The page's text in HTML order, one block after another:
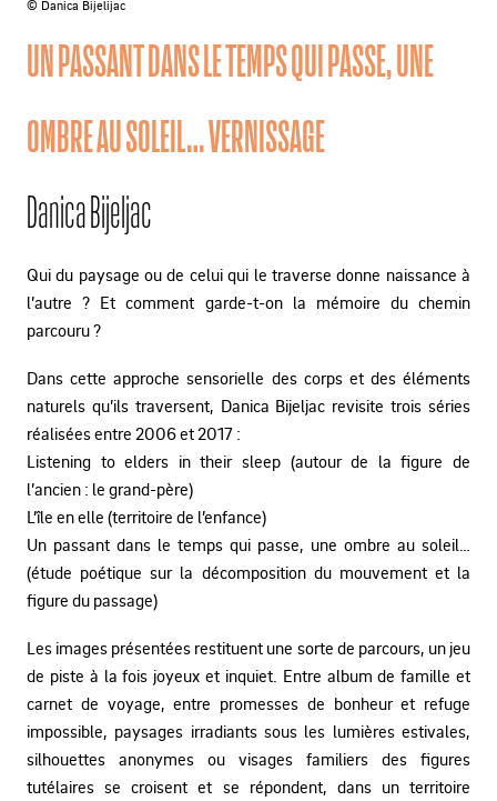
© Danica Bijelijac
UN PASSANT DANS LE TEMPS QUI PASSE, UNE
OMBRE AU SOLEIL… VERNISSAGE
Danica Bijeljac
Qui du paysage ou de celui qui le traverse donne naissance à
l’autre ? Et comment garde-t-on la mémoire du chemin
parcouru ?
Dans cette approche sensorielle des corps et des éléments
naturels qu’ils traversent, Danica Bijeljac revisite trois séries
réalisées entre 2006 et 2017 :
Listening to elders in their sleep (autour de la figure de
l’ancien : le grand-père)
L’île en elle (territoire de l’enfance)
Un passant dans le temps qui passe, une ombre au soleil…
(étude poétique sur la décomposition du mouvement et la
figure du passage)
Les images présentées restituent une sorte de parcours, un jeu
de piste à la fois joyeux et inquiet. Entre album de famille et
carnet de voyage, entre promesses de bonheur et refuge
impossible, paysages irradiants sous les lumières estivales,
silhouettes anonymes ou visages familiers des figures
tutélaires se croisent et se répondent, dans un territoire